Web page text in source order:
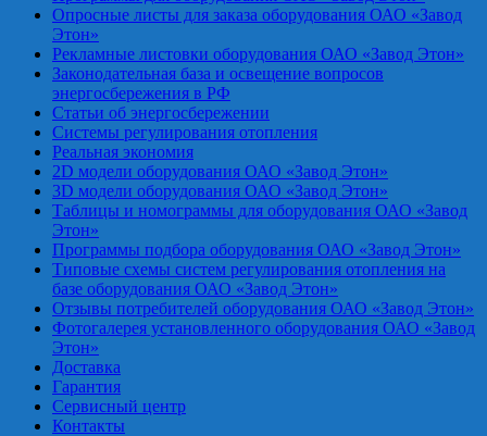
Опросные листы для заказа оборудования ОАО «Завод
Этон»
Рекламные листовки оборудования ОАО «Завод Этон»
Законодательная база и освещение вопросов
энергосбережения в РФ
Статьи об энергосбережении
Системы регулирования отопления
Реальная экономия
2D модели оборудования ОАО «Завод Этон»
3D модели оборудования ОАО «Завод Этон»
Таблицы и номограммы для оборудования ОАО «Завод
Этон»
Программы подбора оборудования ОАО «Завод Этон»
Типовые схемы систем регулирования отопления на
базе оборудования ОАО «Завод Этон»
Отзывы потребителей оборудования ОАО «Завод Этон»
Фотогалерея установленного оборудования ОАО «Завод
Этон»
Доставка
Гарантия
Сервисный центр
Контакты